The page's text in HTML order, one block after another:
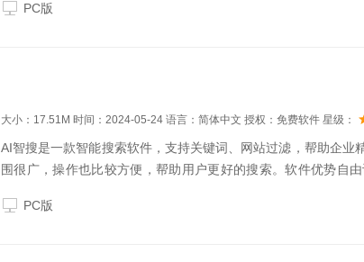
Chromium48.0....
PC版
大小：17.51M 时间：2024-05-24 语言：简体中文 授权：免费软件 星级：
AI智搜是一款智能搜索软件，支持关键词、网站过滤，帮助企业
围很广，操作也比较方便，帮助用户更好的搜索。软件优势自
excel两种文档格式；多线程搜索，支持自由调整搜索线程；
关键词过...
PC版